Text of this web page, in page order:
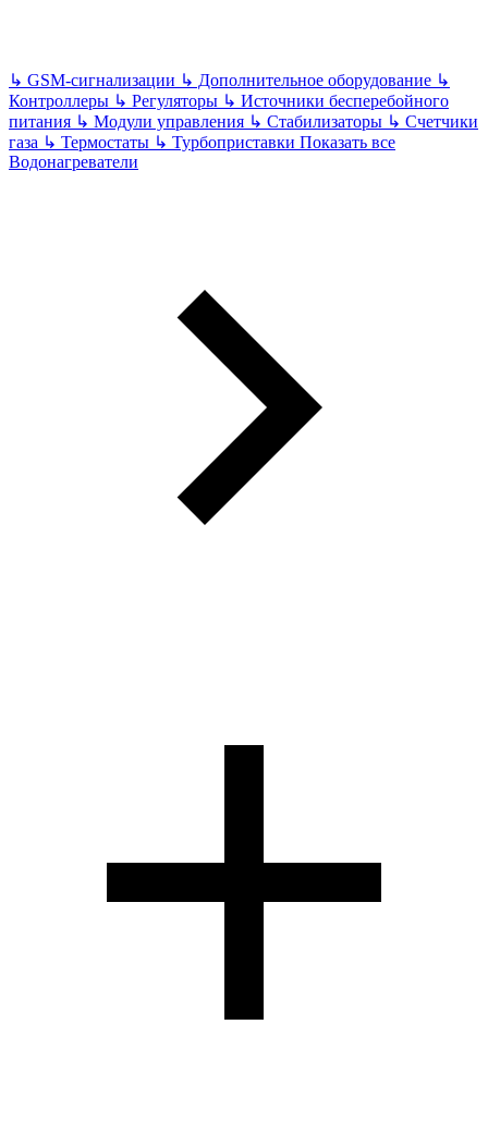
↳ GSM-сигнализации ↳ Дополнительное оборудование ↳
Контроллеры ↳ Регуляторы ↳ Источники бесперебойного
питания ↳ Модули управления ↳ Стабилизаторы ↳ Счетчики
газа ↳ Термостаты ↳ Турбоприставки Показать все
Водонагреватели